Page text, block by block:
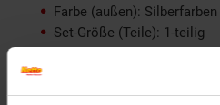
Farbe (außen): Silberfarben
Set-Größe (Teile): 1-teilig